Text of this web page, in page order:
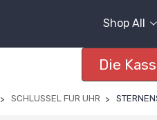
Shop All
Die
SCHLUSSEL FUR UHR